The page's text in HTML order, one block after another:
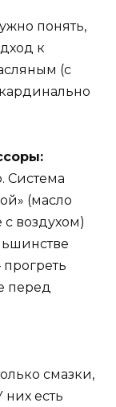
понять,
к
(с
Система
(масло
с воздухом)
перед
смазки,
них есть